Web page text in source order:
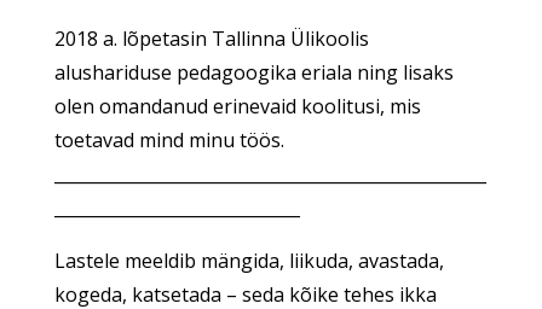
2018 a. lõpetasin Tallinna Ülikoolis
alushariduse pedagoogika eriala ning lisaks
olen omandanud erinevaid koolitusi, mis
toetavad mind minu töös.
Lastele meeldib mängida, liikuda, avastada,
kogeda, katsetada – seda kõike tehes ikka